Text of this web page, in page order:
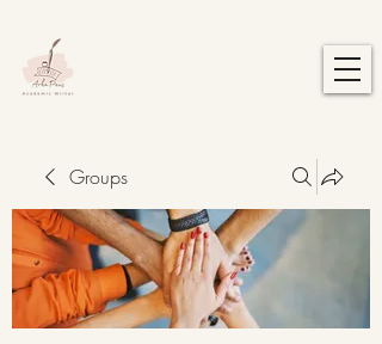
Groups